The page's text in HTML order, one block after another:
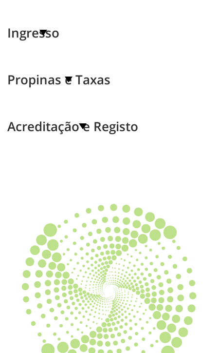
Ingresso
Propinas e Taxas
Acreditação e Registo